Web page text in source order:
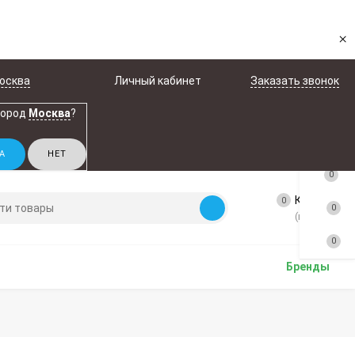
×
Москва?
Личный кабинет Заказать звонок
0 Корзина
(пусто)
Бренды
0
0
0